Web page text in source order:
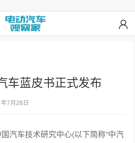
车蓝皮书正式发布
7月28日
汽车技术研究中心(以下简称“中汽